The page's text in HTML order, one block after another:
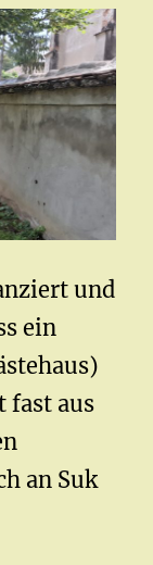
und
ein
fast aus
an Suk